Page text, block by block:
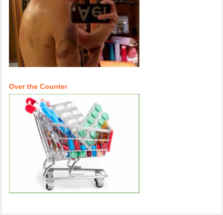
Over the Counter